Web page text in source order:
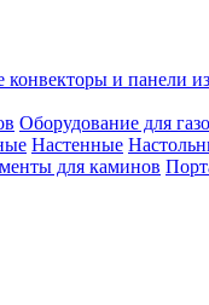
конвекторы и панели
Оборудование для
Настенные
для каминов